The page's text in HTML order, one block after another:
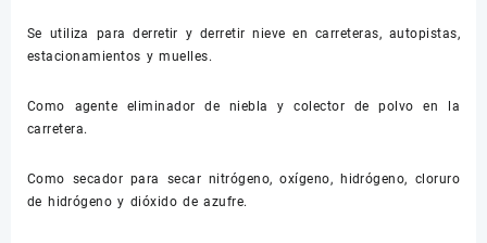
Se utiliza para derretir y derretir nieve en carreteras, autopistas,
estacionamientos y muelles.
Como agente eliminador de niebla y colector de polvo en la
carretera.
Como secador para secar nitrógeno, oxígeno, hidrógeno, cloruro
de hidrógeno y dióxido de azufre.